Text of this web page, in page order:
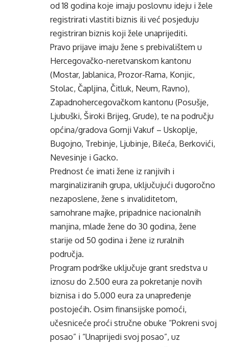
od 18 godina koje imaju poslovnu ideju i žele
registrirati vlastiti biznis ili već posjeduju
registriran biznis koji žele unaprijediti.
Pravo prijave imaju žene s prebivalištem u
Hercegovačko-neretvanskom kantonu
(Mostar, Jablanica, Prozor-Rama, Konjic,
Stolac, Čapljina, Čitluk, Neum, Ravno),
Zapadnohercegovačkom kantonu (Posušje,
Ljubuški, Široki Brijeg, Grude), te na području
općina/gradova Gornji Vakuf – Uskoplje,
Bugojno, Trebinje, Ljubinje, Bileća, Berkovići,
Nevesinje i Gacko.
Prednost će imati žene iz ranjivih i
marginaliziranih grupa, uključujući dugoročno
nezaposlene, žene s invaliditetom,
samohrane majke, pripadnice nacionalnih
manjina, mlade žene do 30 godina, žene
starije od 50 godina i žene iz ruralnih
područja.
Program podrške uključuje grant sredstva u
iznosu do 2.500 eura za pokretanje novih
biznisa i do 5.000 eura za unapređenje
postojećih. Osim finansijske pomoći,
učesniceće proći stručne obuke “Pokreni svoj
posao” i “Unaprijedi svoj posao”, uz